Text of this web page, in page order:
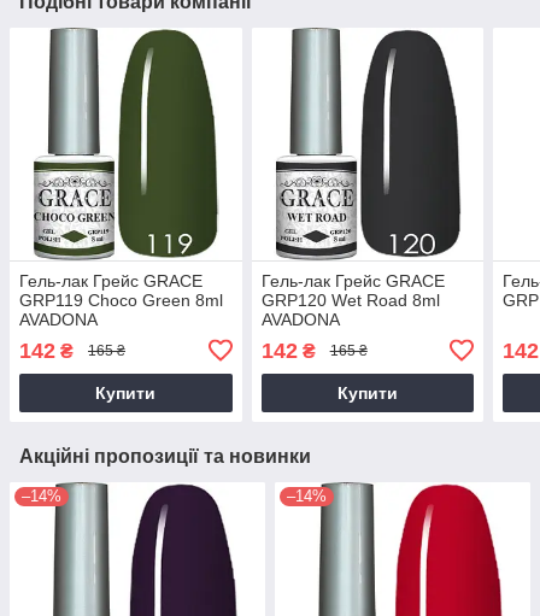
Гель-лак Грейс GRACE
GRP119 Choco Green 8ml
AVADONA
142 ₴ 165 ₴
Купити
Гель-лак Грейс GRACE
GRP120 Wet Road 8ml
AVADONA
142₴ 165 ₴
Купити
142
Акційні пропозиції та новинки
–14% –14%